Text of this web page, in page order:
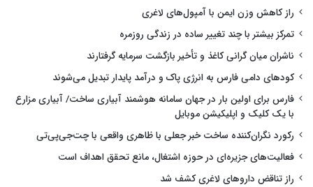
راز کاهش وزن ایمن با آمپول‌های لاغری
تمرکز بیشتر با چند تغییر ساده در زندگی روزمره
ناشران میان گرانی کاغذ و تأخیر بازگشت سرمایه گرفتارند
کودهای دامی فارس به انرژی پاک و درآمد پایدار تبدیل می‌شوند
فارس برای اولین بار در جهان سامانه هوشمند آبیاری ساخت/ آبیاری مزارع
با یک کلیک و اپلیکیشن موبایل
رکورد نگران‌کننده ساخت خبر جعلی با ظاهری واقعی با چت‌جی‌پی‌تی
فعالیت‌های جزیره‌ای در حوزه اشتغال، مانع تحقق اهداف است
راز تناقض داروهای لاغری کشف شد